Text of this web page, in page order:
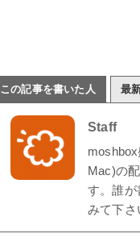
この記事を書いた人 最
Staff
Mac)の
す。誰が
みて下さ